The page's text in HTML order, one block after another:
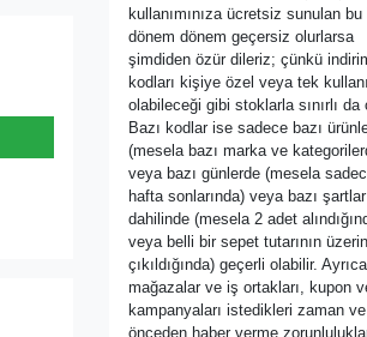
kullanımınıza ücretsiz sunulan
dönem dönem geçersiz olurlarsa
şimdiden özür dileriz; çünkü
kodları kişiye özel veya tek
olabileceği gibi stoklarla sınırlı da
Bazı kodlar ise sadece bazı
(mesela bazı marka ve
veya bazı günlerde (mesela
hafta sonlarında) veya bazı şartlar
dahilinde (mesela 2 adet
veya belli bir sepet tutarının
çıkıldığında) geçerli olabilir. Ayrıca
mağazalar ve iş ortakları, kupon
kampanyaları istedikleri zaman ve
önceden haber verme